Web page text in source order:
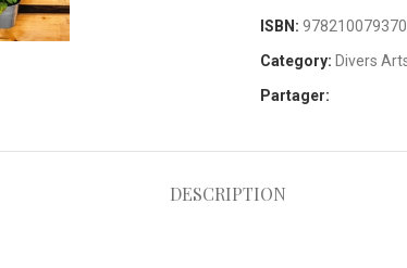
ISBN:
Category: Divers
Partager:
DESCRIPTION